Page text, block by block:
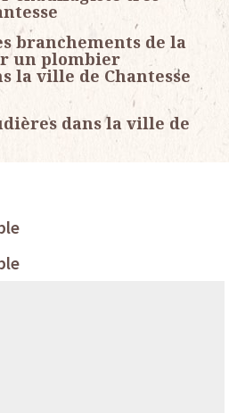
branchements de la
un plombier
la ville de Chantesse
dans la ville de